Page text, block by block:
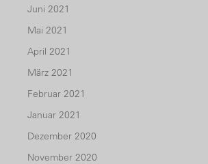
Juni 2021
Mai 2021
April 2021
März 2021
Februar 2021
Januar 2021
Dezember 2020
November 2020